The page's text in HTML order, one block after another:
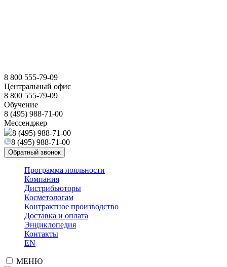
8 800 555-79-09
Центральный офис
8 800 555-79-09
Обучение
8 (495) 988-71-00
Мессенджер
8 (495) 988-71-00
8 (495) 988-71-00
Обратный звонок
Программа лояльности
Компания
Дистрибьюторы
Косметологам
Контрактное производство
Доставка и оплата
Энциклопедия
Контакты
EN
МЕНЮ